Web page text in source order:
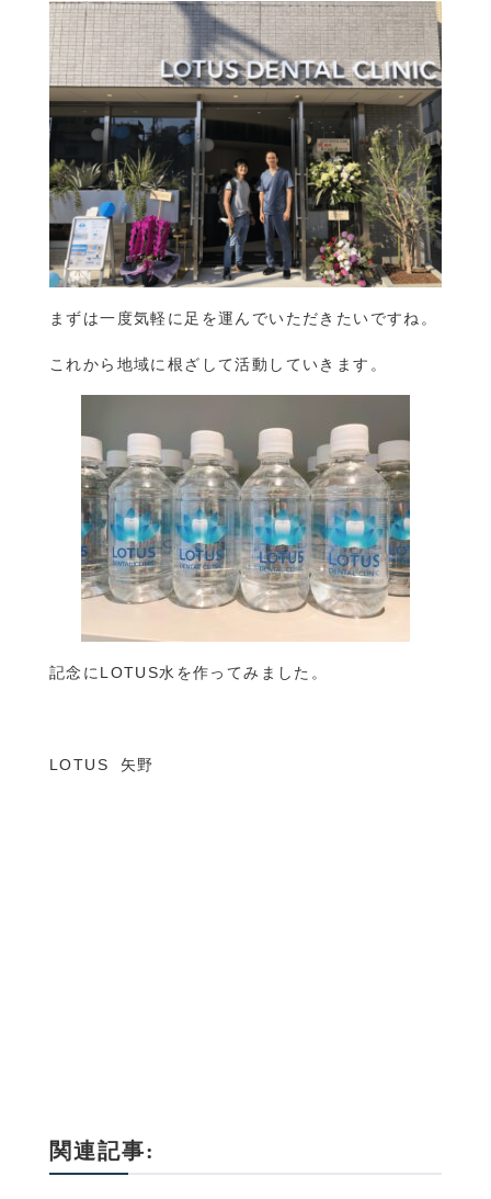
まずは一度気軽に足を運んでいただきたいですね。
これから地域に根ざして活動していきます。
記念にLOTUS水を作ってみました。
LOTUS 矢野
関連記事: